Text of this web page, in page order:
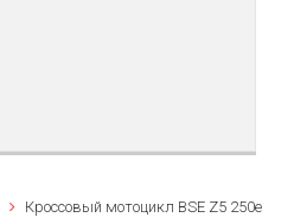
Кроссовый мотоцикл BSE Z5 250e